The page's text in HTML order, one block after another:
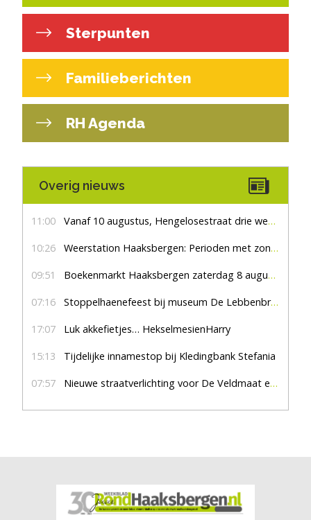
Sterpunten
Familieberichten
RH Agenda
Overig nieuws
11:00 Vanaf 10 augustus, Hengelosestraat drie weken dicht voor doorgaand verkeer
10:26 Weerstation Haaksbergen: Perioden met zon en droog
09:51 Boekenmarkt Haaksbergen zaterdag 8 augustus, marktplein Haaksbergen
07:16 Stoppelhaenefeest bij museum De Lebbenbrugge
17:07 Luk akkefietjes… HekselmesienHarry
15:13 Tijdelijke innamestop bij Kledingbank Stefania
07:57 Nieuwe straatverlichting voor De Veldmaat en De Pas